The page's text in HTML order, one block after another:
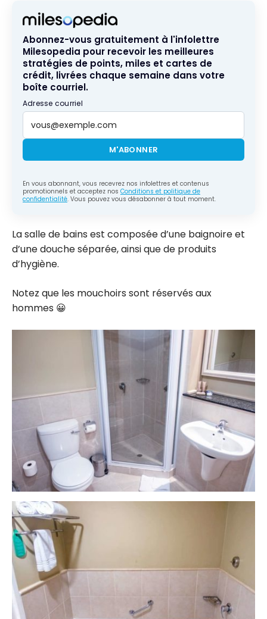
Abonnez-vous gratuitement à l'infolettre
Milesopedia pour recevoir les meilleures
stratégies de points, miles et cartes de
crédit, livrées chaque semaine dans votre
boîte courriel.
Adresse courriel
M'ABONNER
En vous abonnant, vous recevrez nos infolettres et contenus
promotionnels et acceptez nos Conditions et politique de
confidentialité. Vous pouvez vous désabonner à tout moment.
La salle de bains est composée d’une baignoire et
d’une douche séparée, ainsi que de produits
d’hygiène.
Notez que les mouchoirs sont réservés aux
hommes 😀